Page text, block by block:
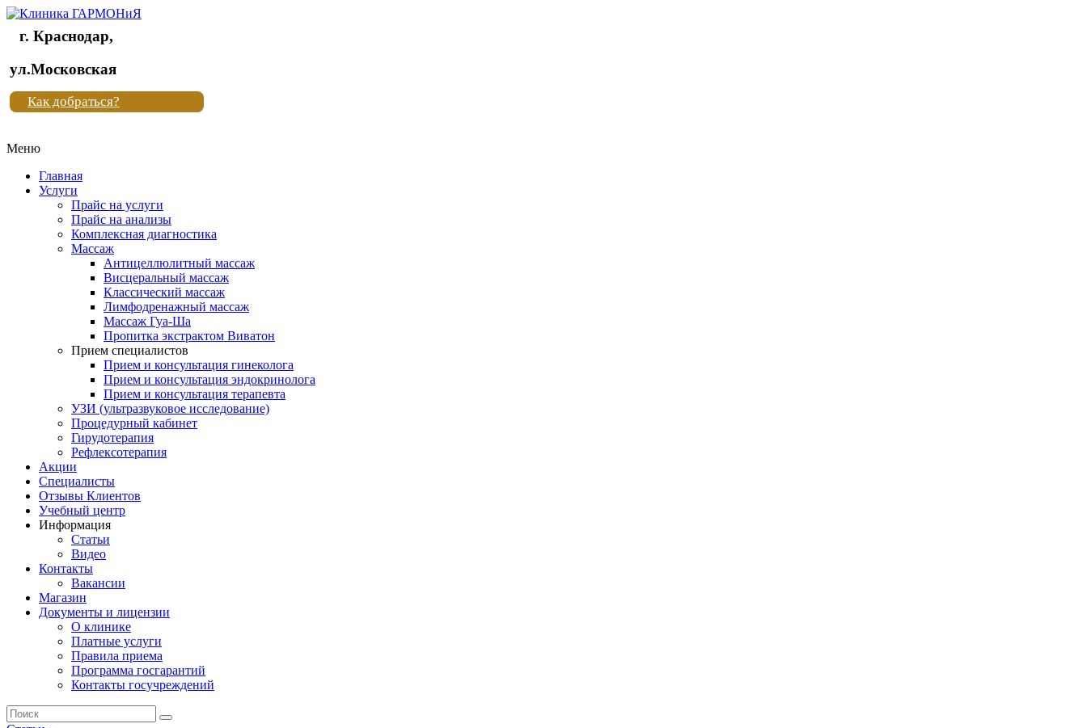
Клиника
"Новая
жизнь"
Клиника
жизнь"
г. Краснодар,
ул.Московская
Как добраться?
Меню
Главная
Услуги
Прайс на услуги
Прайс на анализы
Комплексная диагностика
Массаж
Антицеллюлитный массаж
Висцеральный массаж
Классический массаж
Лимфодренажный массаж
Массаж Гуа-Ша
Пропитка экстрактом Виватон
Прием специалистов
Прием и консультация гинеколога
Прием и консультация эндокринолога
Прием и консультация терапевта
УЗИ (ультразвуковое исследование)
Процедурный кабинет
Гирудотерапия
Рефлексотерапия
Акции
Специалисты
Отзывы Клиентов
Учебный центр
Информация
Статьи
Видео
Контакты
Вакансии
Магазин
Документы и лицензии
О клинике
Платные услуги
Правила приема
Программа госгарантий
Контакты госучреждений